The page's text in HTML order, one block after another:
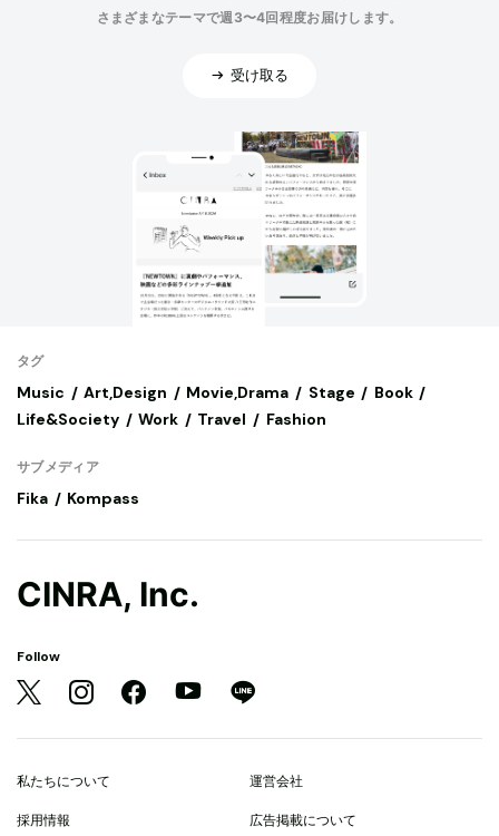
さまざまなテーマで週3〜4回程度お届けします。
受け取る
タグ
Music Art,Design Movie,Drama Stage
Book
Life&Society
Work Travel Fashion
サブメディア
Fika Kompass
CINRA, Inc.
Follow
私たちについて 運営会社
採用情報 広告掲載について